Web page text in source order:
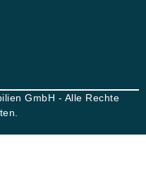
GmbH - Alle Rechte